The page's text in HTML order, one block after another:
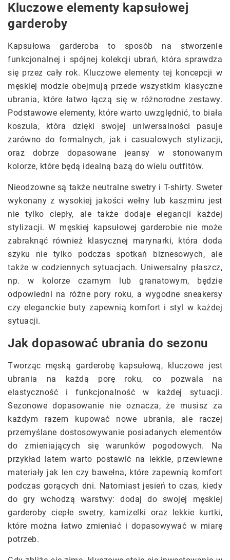
Kluczowe elementy kapsułowej
garderoby
Kapsułowa garderoba to sposób na stworzenie
funkcjonalnej i spójnej kolekcji ubrań, która sprawdza
się przez cały rok. Kluczowe elementy tej koncepcji w
męskiej modzie obejmują przede wszystkim klasyczne
ubrania, które łatwo łączą się w różnorodne zestawy.
Podstawowe elementy, które warto uwzględnić, to biała
koszula, która dzięki swojej uniwersalności pasuje
zarówno do formalnych, jak i casualowych stylizacji,
oraz dobrze dopasowane jeansy w stonowanym
kolorze, które będą idealną bazą do wielu outfitów.
Nieodzowne są także neutralne swetry i T-shirty. Sweter
wykonany z wysokiej jakości wełny lub kaszmiru jest
nie tylko ciepły, ale także dodaje elegancji każdej
stylizacji. W męskiej kapsułowej garderobie nie może
zabraknąć również klasycznej marynarki, która doda
szyku nie tylko podczas spotkań biznesowych, ale
także w codziennych sytuacjach. Uniwersalny płaszcz,
np. w kolorze czarnym lub granatowym, będzie
odpowiedni na różne pory roku, a wygodne sneakersy
czy eleganckie buty zapewnią komfort i styl w każdej
sytuacji.
Jak dopasować ubrania do sezonu
Tworząc męską garderobę kapsułową, kluczowe jest
ubrania na każdą porę roku, co pozwala na
elastyczność i funkcjonalność w każdej sytuacji.
Sezonowe dopasowanie nie oznacza, że musisz za
każdym razem kupować nowe ubrania, ale raczej
przemyślane dostosowywanie posiadanych elementów
do zmieniających się warunków pogodowych. Na
przykład latem warto postawić na lekkie, przewiewne
materiały jak len czy bawełna, które zapewnią komfort
podczas gorących dni. Natomiast jesień to czas, kiedy
do gry wchodzą warstwy: dodaj do swojej męskiej
garderoby ciepłe swetry, kamizelki oraz lekkie kurtki,
które można łatwo zmieniać i dopasowywać w miarę
potrzeb.